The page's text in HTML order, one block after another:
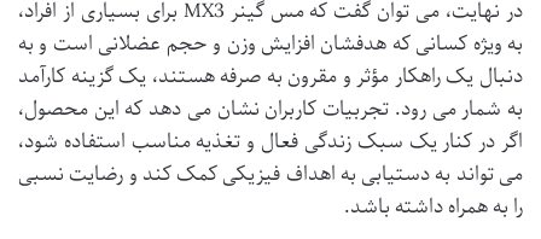
در نهایت، می توان گفت که مس گینر MX3 برای بسیاری از افراد،
به ویژه کسانی که هدفشان افزایش وزن و حجم عضلانی است و به
دنبال یک راهکار مؤثر و مقرون به صرفه هستند، یک گزینه کارآمد
به شمار می رود. تجربیات کاربران نشان می دهد که این محصول،
اگر در کنار یک سبک زندگی فعال و تغذیه مناسب استفاده شود،
می تواند به دستیابی به اهداف فیزیکی کمک کند و رضایت نسبی
را به همراه داشته باشد.